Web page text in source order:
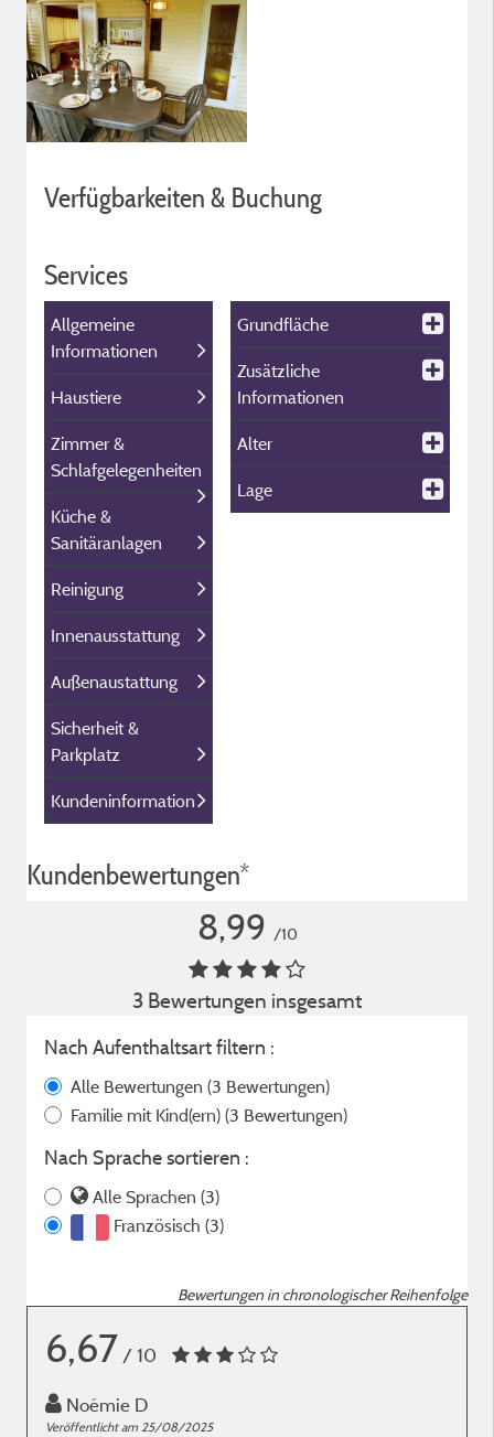
Verfügbarkeiten & Buchung
Services
Allgemeine
Informationen
Haustiere
Zimmer &
Schlafgelegenheiten
Küche &
Sanitäranlagen
Reinigung
Innenausstattung
Außenaustattung
Sicherheit &
Parkplatz
Kundeninformation
Grundfläche
Zusätzliche
Informationen
Alter
Lage
Kundenbewertungen*
8,99 /10
3 Bewertungen insgesamt
Nach Aufenthaltsart filtern :
Alle Bewertungen (3 Bewertungen)
Familie mit Kind(ern) (3 Bewertungen)
Nach Sprache sortieren :
Alle Sprachen (3)
Französisch (3)
Bewertungen in chronologischer Reihenfolge
6,67 / 10
Noémie D
Veröffentlicht am 25/08/2025